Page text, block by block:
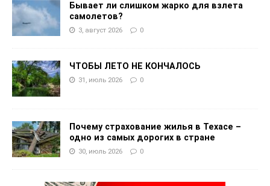
Бывает ли слишком жарко для взлета
самолетов?
3, август 2026 0
ЧТОБЫ ЛЕТО НЕ КОНЧАЛОСЬ
31, июль 2026 0
Почему страхование жилья в Техасе –
одно из самых дорогих в стране
30, июль 2026 0